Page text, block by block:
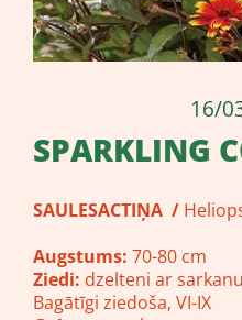
16/
SPARKLING
SAULESACTIŅA /
Augstums: 70-80 cm
Ziedi: dzelteni ar
Bagātīgi ziedoša, VI-IX